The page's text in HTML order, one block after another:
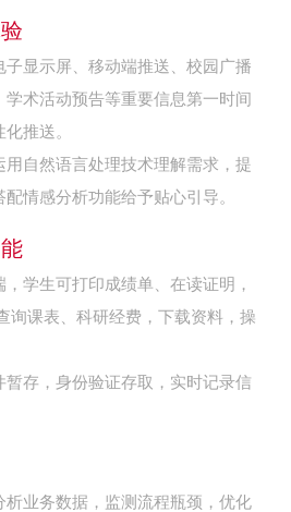
显示屏、移动端推送、校园广播
术活动预告等重要信息第一时间
推送。
自然语言处理技术理解需求，提
情感分析功能给予贴心引导。
学生可打印成绩单、在读证明，
询课表、科研经费，下载资料，操
暂存，身份验证存取，实时记录信
析业务数据，监测流程瓶颈，优化